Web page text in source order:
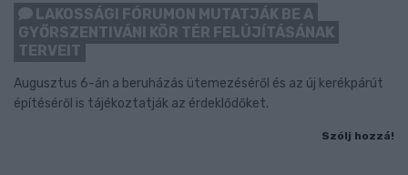
LAKOSSÁGI FÓRUMON MUTATJÁK BE A
GYŐRSZENTIVÁNI KÖR TÉR FELÚJÍTÁSÁNAK
TERVEIT
Augusztus 6-án a beruházás ütemezéséről és az új kerékpárút
építéséről is tájékoztatják az érdeklődőket.
Szólj hozzá!